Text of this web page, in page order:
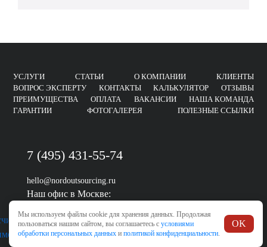
УСЛУГИ СТАТЬИ О КОМПАНИИ
КЛИЕНТЫ
ВОПРОС ЭКСПЕРТУ
КОНТАКТЫ КАЛЬКУЛЯТОР
ОТЗЫВЫ
ПРЕИМУЩЕСТВА
ОПЛАТА ВАКАНСИИ
НАША КОМАНДА
ГАРАНТИИ
ФОТОГАЛЕРЕЯ ПОЛЕЗНЫЕ ССЫЛКИ
КАРТА САЙТА
7 (495) 431-55-74
hello@nordoutsourcing.ru
Наш офис в Москве:
Мы используем файлы cookie для хранения данных. Продолжая
пользоваться нашим сайтом, вы соглашаетесь с условиями
обработки персональных данных и политикой конфиденциальности.
OK